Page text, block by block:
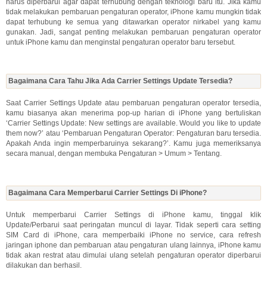
tidak melakukan pembaruan pengaturan operator, iPhone kamu mungkin tidak
dapat terhubung ke semua yang ditawarkan operator nirkabel yang kamu
gunakan. Jadi, sangat penting melakukan pembaruan pengaturan operator
untuk iPhone kamu dan menginstal pengaturan operator baru tersebut.
Bagaimana Cara Tahu Jika Ada Carrier Settings Update Tersedia?
Saat Carrier Settings Update atau pembaruan pengaturan operator tersedia,
kamu biasanya akan menerima pop-up harian di iPhone yang bertuliskan
‘Carrier Settings Update: New settings are available. Would you like to update
them now?’ atau ‘Pembaruan Pengaturan Operator: Pengaturan baru tersedia.
Apakah Anda ingin memperbaruinya sekarang?’. Kamu juga memeriksanya
secara manual, dengan membuka Pengaturan > Umum > Tentang.
Bagaimana Cara Memperbarui Carrier Settings Di iPhone?
Untuk memperbarui Carrier Settings di iPhone kamu, tinggal klik
Update/Perbarui saat peringatan muncul di layar. Tidak seperti cara setting
SIM Card di iPhone, cara memperbaiki iPhone no service, cara refresh
jaringan iphone dan pembaruan atau pengaturan ulang lainnya, iPhone kamu
tidak akan restrat atau dimulai ulang setelah pengaturan operator diperbarui
dilakukan dan berhasil.